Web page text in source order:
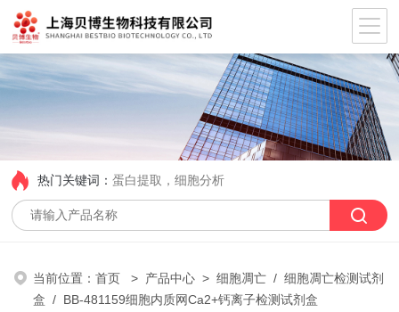
热门关键词：蛋白提取，细胞分析
当前位置：首页 > 产品中心 >细胞凋亡 /细胞凋亡检测试剂
盒 / BB-481159细胞内质网Ca2+钙离子检测试剂盒